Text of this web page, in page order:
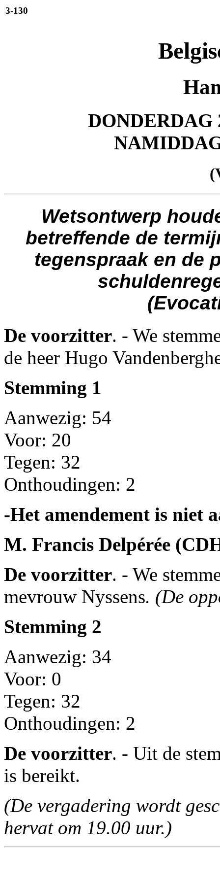
3-130
DONDERDAG
Wetsontwerp
betreffende de
tegenspraak en de
De voorzitter. - We
de heer Hugo
Stemming 1
Aanwezig: 54
Voor: 20
Tegen: 32
Onthoudingen: 2
-Het amendement is niet
M. Francis Delpérée
De voorzitter. - We
mevrouw Nyssens. (De
Stemming 2
Aanwezig: 34
Voor: 0
Tegen: 32
Onthoudingen: 2
De voorzitter. - Uit de
is bereikt.
(De vergadering wordt
hervat om 19.00 uur.)